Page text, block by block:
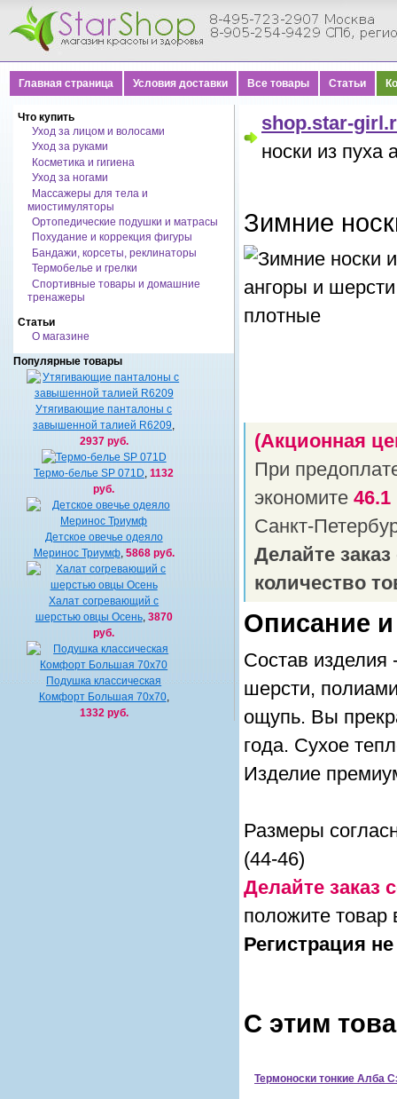
Главная страница Условия доставки Все товары Статьи
Что купить
Уход за лицом и волосами
Уход за руками
Косметика и гигиена
Уход за ногами
Массажеры для тела и
миостимуляторы
Ортопедические подушки и матрасы
Похудание и коррекция фигуры
Бандажи, корсеты, реклинаторы
Термобелье и грелки
Спортивные товары и домашние
тренажеры
Статьи
О магазине
Популярные товары
Утягивающие панталоны с
завышенной талией R6209
2937 руб.
Термо-белье SP 071D ,1132
руб.
Детское овечье одеяло
Меринос Триумф, 5868 руб.
Халат согревающий c
шерстью овцы Осень, 3870
руб.
Подушка классическая
Комфорт Большая 70х70,
1332 руб.
shop.star-
носки из пуха
Зимние
(Акционная
При
экономите 46.1
Санкт-
Делайте
количество
Описание
Состав изделия
шерсти,
ощупь. Вы
года. Сухое
Изделие
Размеры
(44-46)
Делайте заказ
положите товар
Регистрация
С этим
Термоноски тонкие Алба